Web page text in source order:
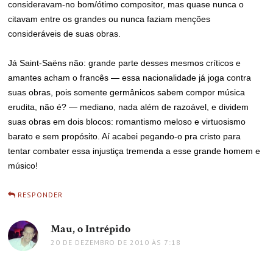
consideravam-no bom/ótimo compositor, mas quase nunca o
citavam entre os grandes ou nunca faziam menções
consideráveis de suas obras.
Já Saint-Saëns não: grande parte desses mesmos críticos e
amantes acham o francês — essa nacionalidade já joga contra
suas obras, pois somente germânicos sabem compor música
erudita, não é? — mediano, nada além de razoável, e dividem
suas obras em dois blocos: romantismo meloso e virtuosismo
barato e sem propósito. Aí acabei pegando-o pra cristo para
tentar combater essa injustiça tremenda a esse grande homem e
músico!
RESPONDER
Mau, o Intrépido
20 DE DEZEMBRO DE 2010 ÀS 7:18